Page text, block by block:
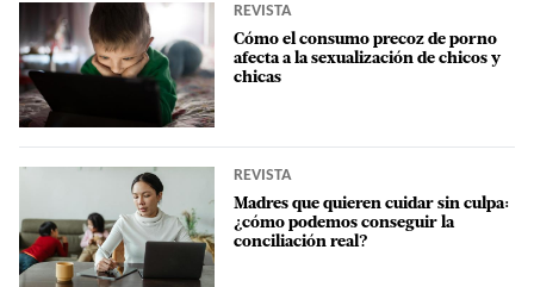
REVISTA
Cómo el consumo precoz de porno
afecta a la sexualización de chicos y
chicas
REVISTA
Madres que quieren cuidar sin culpa:
¿cómo podemos conseguir la
conciliación real?